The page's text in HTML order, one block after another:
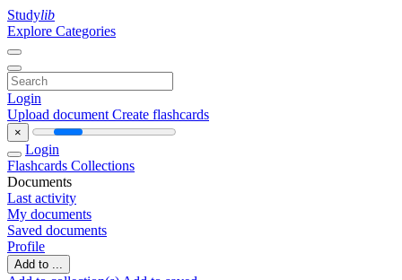
Studylib
Explore Categories
Login
Upload document Create flashcards
×
Login
Flashcards Collections
Documents
Last activity
My documents
Saved documents
Profile
Add to ...